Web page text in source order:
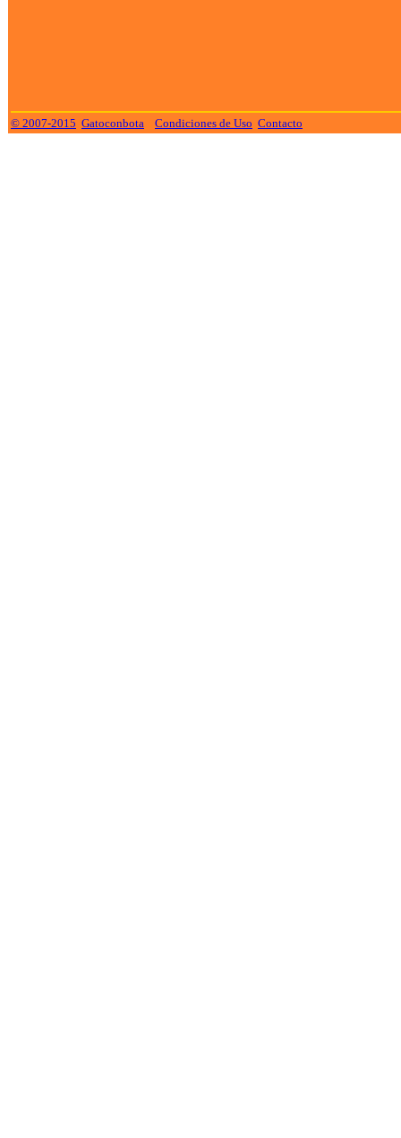
© 2007-2015 Gatoconbota Condiciones de Uso Contacto